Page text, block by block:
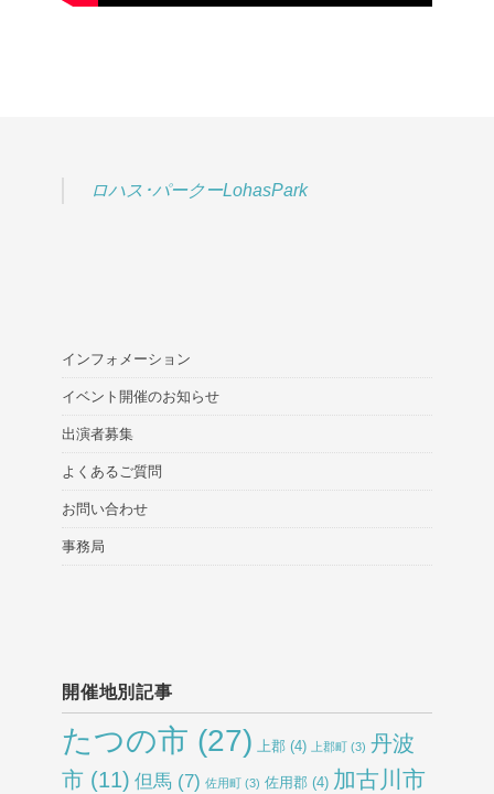
ロハス･パークーLohasPark
インフォメーション
イベント開催のお知らせ
出演者募集
よくあるご質問
お問い合わせ
事務局
開催地別記事
たつの市 (27) 上郡 (4) 上郡町 (3) 丹波
市 (11) 但馬 (7) 佐用町 (3) 佐用郡 (4) 加古川市